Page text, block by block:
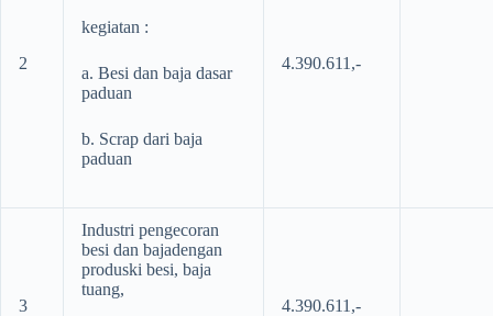
2
kegiatan :
a. Besi dan baja dasar
paduan
b. Scrap dari baja
paduan
4.390.611,-
3
Industri pengecoran
besi dan bajadengan
produski besi, baja
tuang,
4.390.611,-